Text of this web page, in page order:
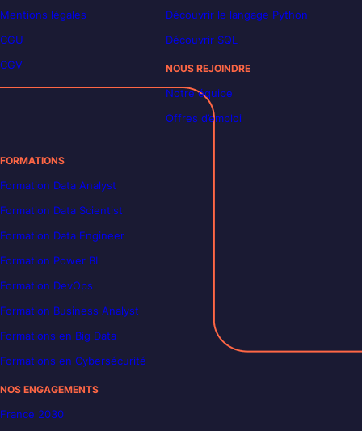
Mentions légales
CGU
CGV
Découvrir le langage Python
Découvrir SQL
NOUS REJOINDRE
Notre équipe
Offres d’emploi
FORMATIONS
Formation Data Analyst
Formation Data Scientist
Formation Data Engineer
Formation Power BI
Formation DevOps
Formation Business Analyst
Formations en Big Data
Formations en Cybersécurité
NOS ENGAGEMENTS
France 2030